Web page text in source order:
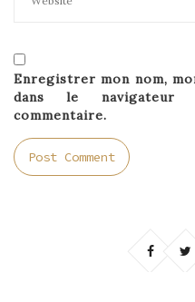
Enregistrer mon nom,
dans le navigateur
commentaire.